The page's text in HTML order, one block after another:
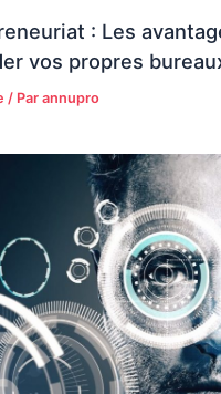
: Les
vos propres
/ Parannupro